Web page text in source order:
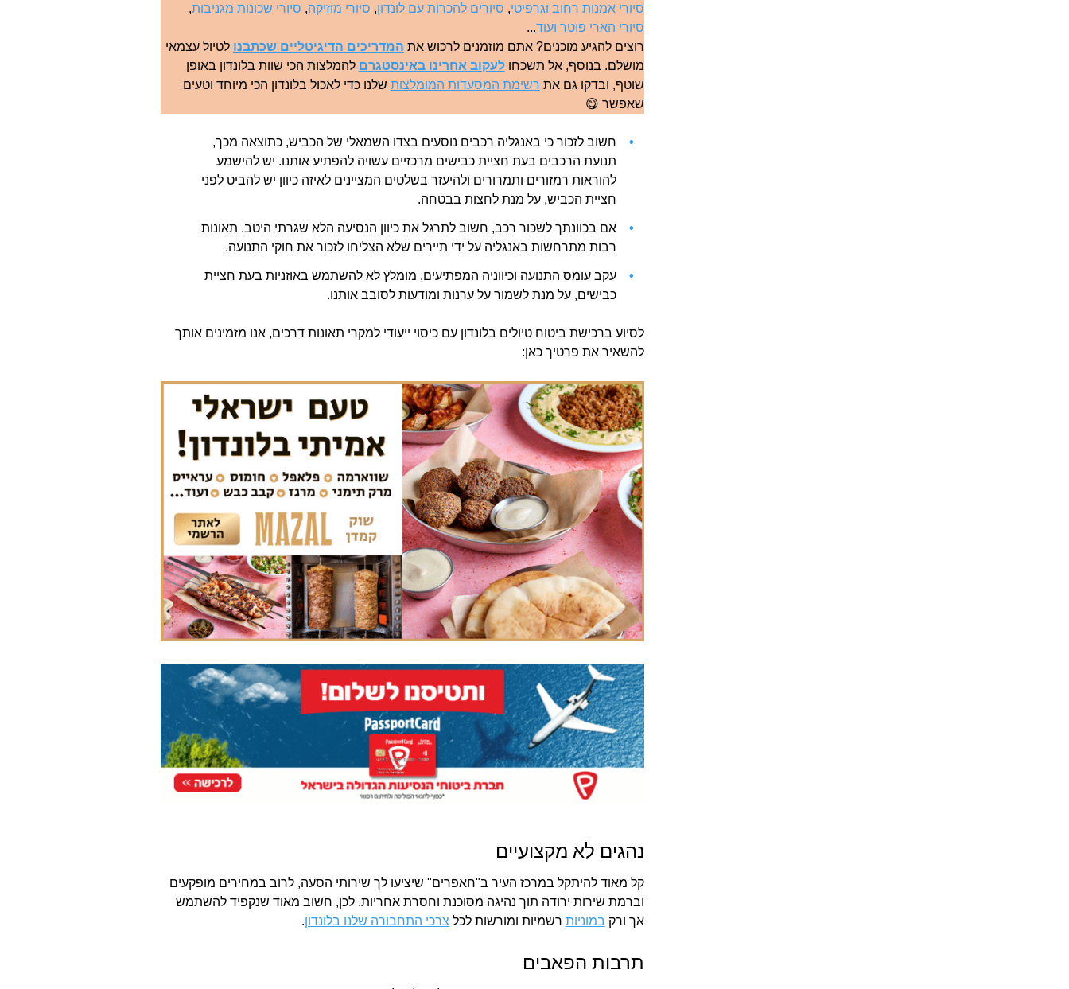
סיורי אמנות רחוב וגרפיטי, סיורים להכרות עם לונדון, סיורי מוזיקה, סיורי שכונות מגניבות,
סיורי הארי פוטר ועוד...
רוצים להגיע מוכנים? אתם מוזמנים לרכוש את המדריכים הדיגיטליים שכתבנו לטיול עצמאי
מושלם. בנוסף, אל תשכחולעקוב אחרינו באינסטגרם להמלצות הכי שוות בלונדון באופן
שוטף, ובדקו גם את רשימת המסעדות המומלצות שלנו כדי לאכול בלונדון הכי מיוחד וטעים
שאפשר 😋
חשוב לזכור כי באנגליה רכבים נוסעים בצדו השמאלי של הכביש, כתוצאה מכך,
תנועת הרכבים בעת חציית כבישים מרכזיים עשויה להפתיע אותנו. יש להישמע
להוראות רמזורים ותמרורים ולהיעזר בשלטים המציינים לאיזה כיוון יש להביט לפני
חציית הכביש, על מנת לחצות בבטחה.
אם בכוונתך לשכור רכב, חשוב לתרגל את כיוון הנסיעה הלא שגרתי היטב. תאונות
רבות מתרחשות באנגליה על ידי תיירים שלא הצליחו לזכור את חוקי התנועה.
עקב עומס התנועה וכיווניה המפתיעים, מומלץ לא להשתמש באוזניות בעת חציית
כבישים, על מנת לשמור על ערנות ומודעות לסובב אותנו.
לסיוע ברכישת ביטוח טיולים בלונדון עם כיסוי ייעודי למקרי תאונות דרכים, אנו מזמינים אותך
להשאיר את פרטיך כאן:
נהגים לא מקצועיים
קל מאוד להיתקל במרכז העיר ב"חאפרים" שיציעו לך שירותי הסעה, לרוב במחירים מופקעים
וברמת שירות ירודה תוך נהיגה מסוכנת וחסרת אחריות. לכן, חשוב מאוד שנקפיד להשתמש
אך ורק במוניות רשמיות ומורשות לכל צרכי התחבורה שלנו בלונדון.
תרבות הפאבים